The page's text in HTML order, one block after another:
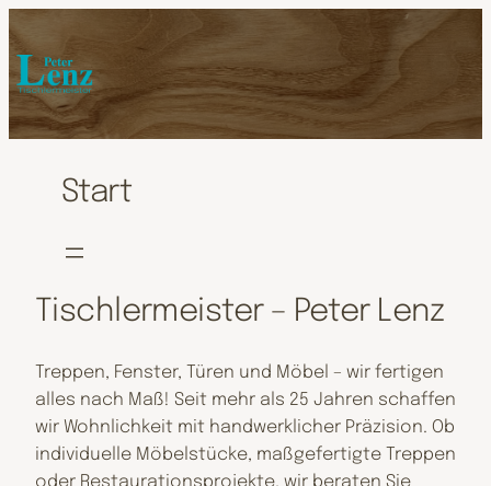
Start
Tischlermeister – Peter Lenz
Treppen, Fenster, Türen und Möbel – wir fertigen
alles nach Maß! Seit mehr als 25 Jahren schaffen
wir Wohnlichkeit mit handwerklicher Präzision. Ob
individuelle Möbelstücke, maßgefertigte Treppen
oder Restaurationsprojekte, wir beraten Sie